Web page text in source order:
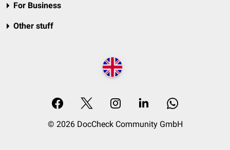
For Business
Other stuff
© 2026 DocCheck Community GmbH